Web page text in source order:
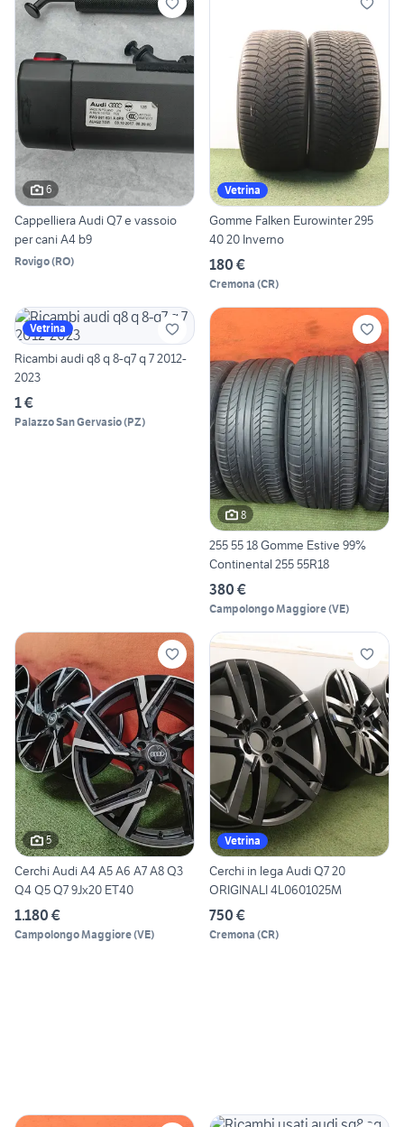
6
Cappelliera Audi Q7 e vassoio
per cani A4 b9
Rovigo(RO)
Vetrina
Gomme Falken Eurowinter 295
40 20 Inverno
180 €
Cremona (CR)
Vetrina
Ricambi audi q8 q 8-q7 q 7 2012-
2023
1 €
Palazzo San Gervasio(PZ)
8
255 55 18 Gomme Estive 99%
Continental 255 55R18
380 €
Campolongo Maggiore(VE)
5
Cerchi Audi A4 A5 A6 A7 A8 Q3
Q4 Q5 Q7 9Jx20 ET40
1.180 €
Campolongo Maggiore(VE)
Vetrina
Cerchi in lega Audi Q7 20
ORIGINALI 4L0601025M
750 €
Cremona (CR)